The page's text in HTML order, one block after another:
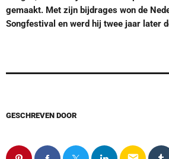
gemaakt. Met zijn bijdrages won de
Songfestival en werd hij twee jaar later
GESCHREVEN DOOR